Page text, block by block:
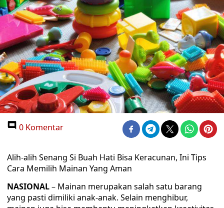
0 Komentar
Alih-alih Senang Si Buah Hati Bisa Keracunan, Ini Tips
Cara Memilih Mainan Yang Aman
NASIONAL– Mainan merupakan salah satu barang
yang pasti dimiliki anak-anak. Selain menghibur,